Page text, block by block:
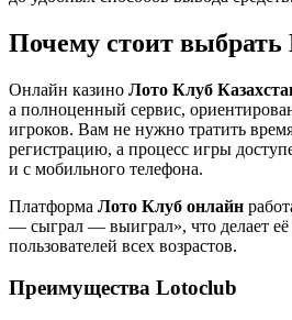
Почему стоит
Онлайн казино Лото Клуб
а полноценный сервис,
игроков. Вам не нужно тратить
регистрацию, а процесс игры
и с мобильного телефона.
Платформа Лото Клуб онлайн
— сыграл — выиграл», что делает её
пользователей всех возрастов.
Преимущества Lotoclub